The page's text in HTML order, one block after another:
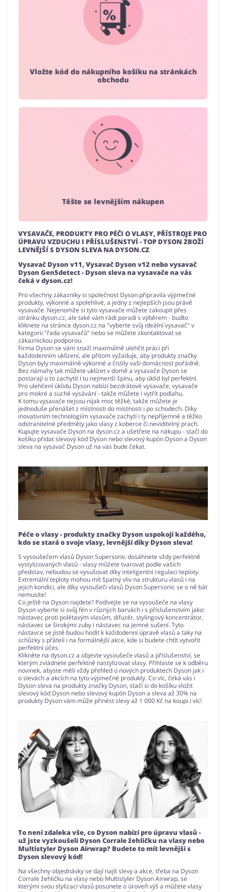
Vložte kód do nákupního košíku na stránkách
obchodu
Těšte se levnějším nákupen
VYSAVAČE, PRODUKTY PRO PÉČI O VLASY, PŘÍSTROJE PRO
ÚPRAVU VZDUCHU I PŘÍSLUŠENSTVÍ - TOP DYSON ZBOŽÍ
LEVNĚJŠÍ S DYSON SLEVA NA DYSON.CZ
Vysavač Dyson v11, Vysavač Dyson v12 nebo vysavač
Dyson Gen5detect - Dyson sleva na vysavače na vás
čeká v dyson.cz!
Pro všechny zákazníky si společnost Dyson připravila výjimečné
produkty, výkonné a spolehlivé, a jedny z nejlepších jsou právě
vysavače. Nejenomže si tyto vysavače můžete zakoupit přes
stránku dyson.cz, ale také vám rádi poradí s výběrem - buďto
kliknete na stránce dyson.cz na "vyberte svůj ideální vysavač" v
kategorii "řada vysavačů" nebo se můžete zkontaktovat se
zákaznickou podporou.
Firma Dyson se vám snaží maximálně ulehčit práci při
každodenním uklízení, ale přitom vyžaduje, aby produkty značky
Dyson byly maximálně výkonné a čistily vaši domácnost pořádně.
Bez námahy tak můžete uklízet v domě a vysavače Dyson se
postarají o to zachytit i tu nejmenší špínu, aby úklid byl perfektní.
Pro ulehčení úklidu Dyson nabízí bezdrátové vysavače, vysavače
pro mokré a suché vysávání - takže můžete i vytřít podlahu.
K tomu vysavače nejsou nijak moc těžké, takže můžete je
jednoduše přenášet z místnosti do místnosti i po schodech. Díky
inovativním technologiím vysavače zachytí i ty nepříjemné a těžko
odstranitelné předměty jako vlasy z koberce či neviditelný prach.
Kupujte vysavače Dyson na dyson.cz a ušetřete na nákupu - stačí do
košíku přidat slevový kód Dyson nebo slevový kupón Dyson a Dyson
sleva na vysavač Dyson už na vás bude čekat.
Péče o vlasy - produkty značky Dyson uspokojí každého,
kdo se stará o svoje vlasy, levnější díky Dyson sleva!
S vysoušečem vlasů Dyson Supersonic dosáhnete vždy perfektně
vystylizovaných vlasů - vlasy můžete tvarovat podle vašich
představ, nebudou se vysušovat díky inteligentní regulaci teploty.
Extremální teploty mohou mít špatný vliv na strukturu vlasů i na
jejich kondici, ale díky vysoušeči vlasů Dyson Supersonic se o ně bát
nemusíte!
Co ještě na Dyson najdete? Podívejte se na vysoušeče na vlasy
Dyson vyberte si svůj fén v různých barvách i s příslušenstvím jako:
nástavec proti polétavým vlasům, difuzér, stylingový koncentrátor,
nástavec se širokými zuby i nástavec na jemné sušení. Tyto
nástavce se jistě budou hodit k každodenní úpravě vlasů a taky na
schůzky s přáteli i na formálnější akce, kde si budete chtít vytvořit
perfektní účes.
Klikněte na dyson.cz a objevte vysoušeče vlasů a příslušenství, se
kterým zvládnete perfektně nastylizovat vlasy. Přihlaste se k odběru
novinek, abyste měli vždy přehled o nových produktech Dyson jak i
o slevách a akcích na tyto výjimečné produkty. Co víc, čeká vás i
Dyson sleva na produkty značky Dyson, stačí si do košíku vložit
slevový kód Dyson nebo slevový kupón Dyson a sleva až 30% na
produkty Dyson vám může přinést slevy až 1 000 Kč na koupi i víc!
To není zdaleka vše, co Dyson nabízí pro úpravu vlasů -
už jste vyzkoušeli Dyson Corrale žehličku na vlasy nebo
Multistyler Dyson Airwrap? Budete to mít levnější s
Dyson slevový kód!
Na všechny objednávky se dají najít slevy a akce, třeba na Dyson
Corrale žehličku na vlasy nebo Multistyler Dyson Airwrap, se
kterými svou stylizaci vlasů posunete o úroveň výš a můžete vlasy